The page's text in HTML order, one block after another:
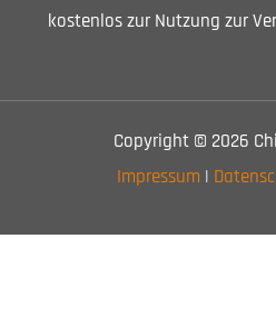
kostenlos zur Nutzung zur
Copyright © 2026
Impressum |